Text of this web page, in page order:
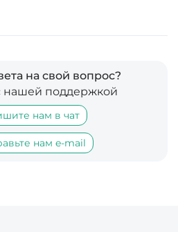
на свой вопрос?
нашей поддержкой
нам в чат
нам e-mail